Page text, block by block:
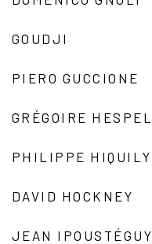
GOUDJI
PIERO GUCCIONE
GRÉGOIRE HESPEL
PHILIPPE HIQUILY
DAVID HOCKNEY
JEAN IPOUSTÉGUY